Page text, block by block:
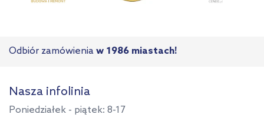
Odbiór zamówienia w 1986 miastach!
Nasza infolinia
Poniedziałek - piątek: 8-17